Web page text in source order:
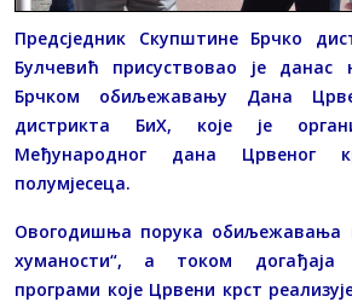
Предсједник Скупштине Брчко
Булчевић присуствовао је
Брчком обиљежавању Дана
дистрикта БиХ, које је
Међународног дана Црвеног
полумјесеца.
Овогодишња порука обиљежавања
хуманости“, а током догађаја
програми које Црвени крст